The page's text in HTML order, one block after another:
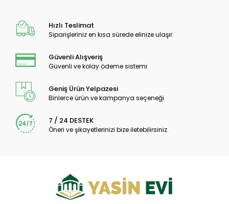
Hızlı Teslimat
Siparişleriniz en kısa sürede elinize ulaşır.
Güvenli Alışveriş
Güvenli ve kolay ödeme sistemi
Geniş Ürün Yelpazesi
Binlerce ürün ve kampanya seçeneği
7 / 24 DESTEK
Öneri ve şikayetlerinizi bize iletebilirsiniz.